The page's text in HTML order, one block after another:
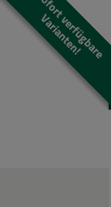
S
o
f
o
r
t
v
e
r
f
ü
g
b
a
r
e
V
a
r
i
a
n
t
e
n
!